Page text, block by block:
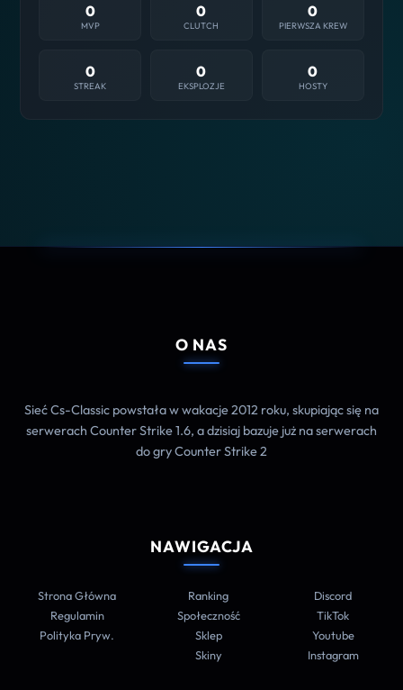
0
MVP
0
CLUTCH
0
PIERWSZA KREW
0
STREAK
0
EKSPLOZJE
0
HOSTY
O NAS
Sieć Cs-Classic powstała w wakacje 2012 roku, skupiając się na
serwerach Counter Strike 1.6, a dzisiaj bazuje już na serwerach
do gry Counter Strike 2
NAWIGACJA
Strona Główna
Regulamin
Polityka Pryw.
Ranking
Społeczność
Sklep
Skiny
Discord
TikTok
Youtube
Instagram